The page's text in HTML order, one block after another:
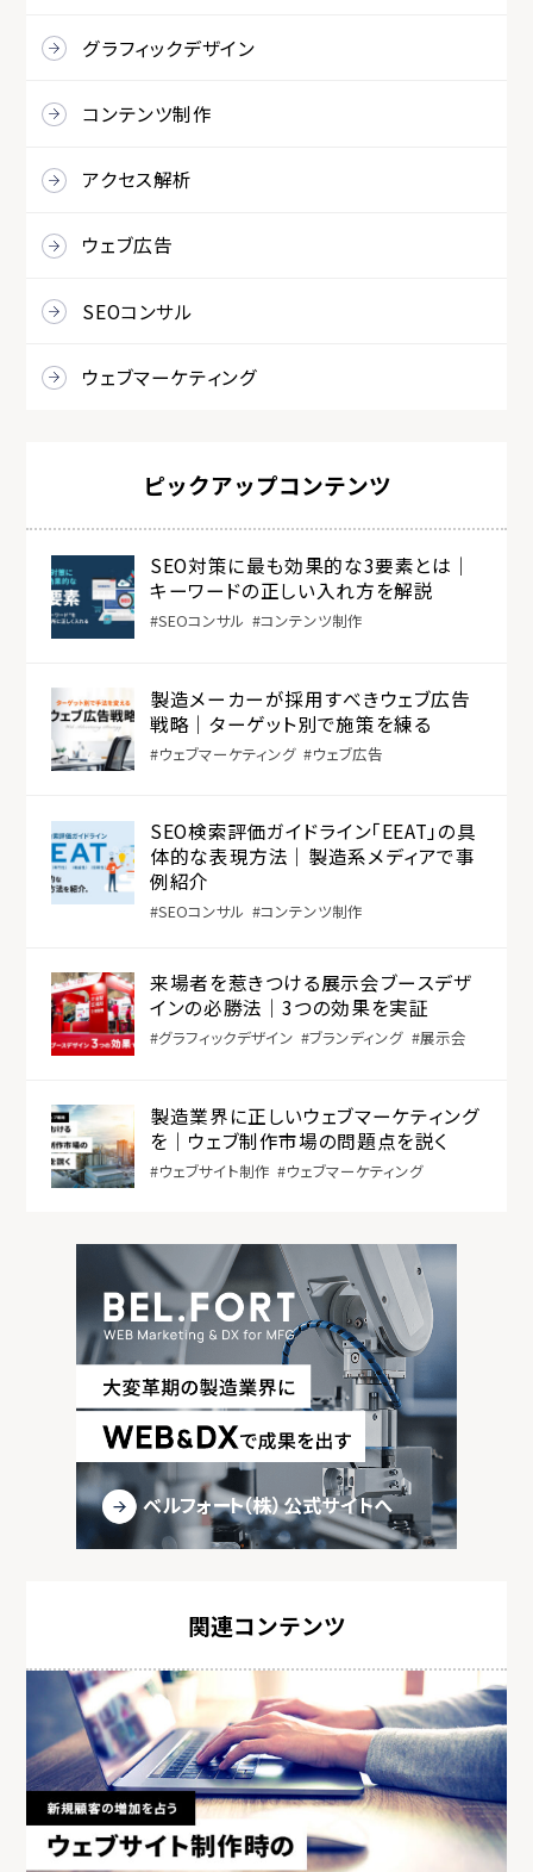
グラフィックデザイン
コンテンツ制作
アクセス解析
ウェブ広告
SEOコンサル
ウェブマーケティング
ピックアップコンテンツ
SEO対策に最も効果的な3要素とは｜
キーワードの正しい入れ方を解説
SEOコンサル コンテンツ制作
製造メーカーが採用すべきウェブ広告
戦略｜ターゲット別で施策を練る
ウェブマーケティング ウェブ広告
SEO検索評価ガイドライン「EEAT」の具
体的な表現方法｜製造系メディアで事
例紹介
SEOコンサル コンテンツ制作
来場者を惹きつける展示会ブースデザ
インの必勝法｜3つの効果を実証
グラフィックデザイン ブランディング 展示会
製造業界に正しいウェブマーケティング
を｜ウェブ制作市場の問題点を説く
ウェブサイト制作 ウェブマーケティング
関連コンテンツ